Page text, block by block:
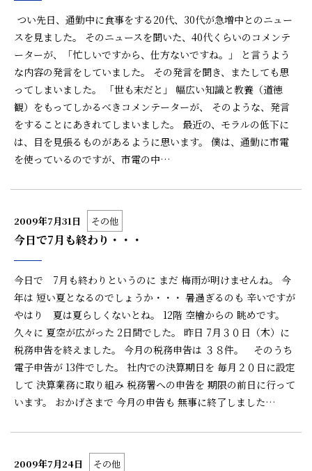
つい先日、通勤中に食事をする20代、30代が急増中とのニュー
スを見ました。 そのニュースを聞いた、40代くらいのコメンテ
ーターが、「忙しいですから、仕方ないですね。」 と言うよう
な内容の発言をしていました。 その発言を聞き、またしても思
ってしまいました。 「世も末だと」 幅広い知識と教養（道徳
観）をもってしかるべきコメンテーターが、 そのような、発言
をすることにあきれてしまいました。 最近の、モラルの低下に
は、目を見張るものがあるように思います。 僕は、通勤に市電
を使っているのですが、市電の中…
2009年7月31日 その他
今日で7月も終わり・・・
今日で 7月も終わりというのに まだ 梅雨が明けませんね。 今
年は 短い夏となるのでしょうか・・・ 暑過ぎるのも 辛いですが
やはり 夏は夏らしくないとね。 12階 空檜からの 眺めです。
久々に 夏空が広がった 2日間でした。 昨日 7月３０日（木）に
税務申告を終えました。 今月の税務申告は ３８件。 そのうち
電子申告が 13件でした。 社内での決算期日を 毎月２０日に設定
して 決算業務に取り組み 税務署への申告を 期限の前日に行って
います。 おかげさまで 今月の申告も 無事に終了しました…
2009年7月24日 その他